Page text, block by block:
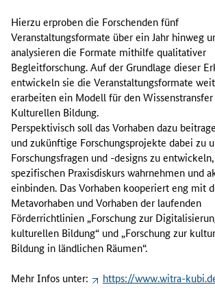
Hierzu erproben die Forschenden fünf
Veranstaltungsformate über ein Jahr hinweg
analysieren die Formate mithilfe qualitativer
Begleitforschung. Auf der Grundlage dieser
entwickeln sie die Veranstaltungsformate
erarbeiten ein Modell für den
Kulturellen Bildung.
Perspektivisch soll das Vorhaben dazu
und zukünftige Forschungsprojekte dabei zu
Forschungsfragen und -designs zu
spezifischen Praxisdiskurs wahrnehmen und
einbinden. Das Vorhaben kooperiert eng mit
Metavorhaben und Vorhaben der laufenden
Förderrichtlinien „Forschung zur
kulturellen Bildung“ und „Forschung zur
Bildung in ländlichen Räumen“.
Mehr Infos unter: https://www.witra-